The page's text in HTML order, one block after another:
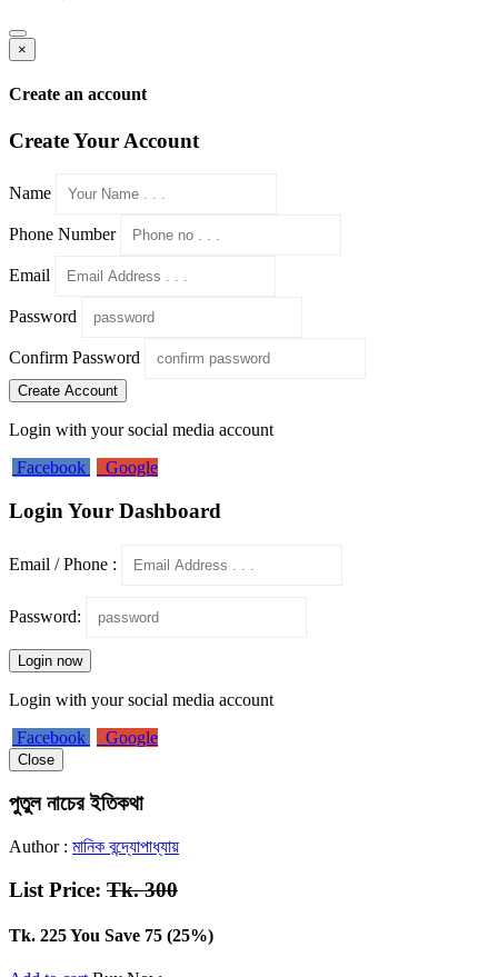
×
Create an account
Create Your Account
Name
Phone Number
Email
Password
Confirm Password
Create Account
Login with your social media account
Facebook
Google
Login Your Dashboard
Email / Phone :
Password:
Login now
Login with your social media account
Facebook
Google
Close
পুতুল নাচের ইতিকথা
Author : মানিক বন্দ্যোপাধ্যায়
List Price: Tk. 300
Tk. 225You Save 75 (25%)